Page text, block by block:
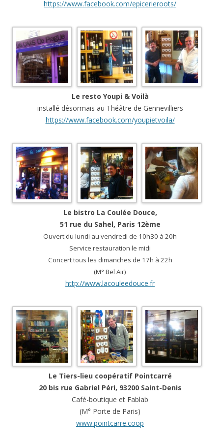
https://www.facebook.com/epicerieroots/
Le resto Youpi & Voilà
installé désormais au Théâtre de Gennevilliers
https://www.facebook.com/youpietvoila/
Le bistro La Coulée Douce,
51 rue du Sahel, Paris 12ème
Ouvert du lundi au vendredi de 10h30 à 20h
Service restauration le midi
Concert tous les dimanches de 17h à 22h
(M° Bel Air)
http://www.lacouleedouce.fr
Le Tiers-lieu coopératif Pointcarré
20 bis rue Gabriel Péri, 93200 Saint-Denis
Café-boutique et Fablab
(M° Porte de Paris)
www.pointcarre.coop